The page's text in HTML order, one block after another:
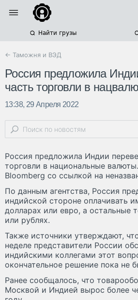
Найти грузы
← Таможня и ВЭД
Россия предложила
часть торговли в
13:38, 29 Апреля 2022
Россия предложила Индии
торговли в национальные
Bloomberg со ссылкой на
По данным агентства, Россия
индийской стороне оплачивать
долларах или евро, а остальные
или рублях.
Также источники утверждают,
неделе представители России
индийскими коллегами этот
окончательное решение пока не
Ранее сообщалось, что
Москвой и Индией вырос более